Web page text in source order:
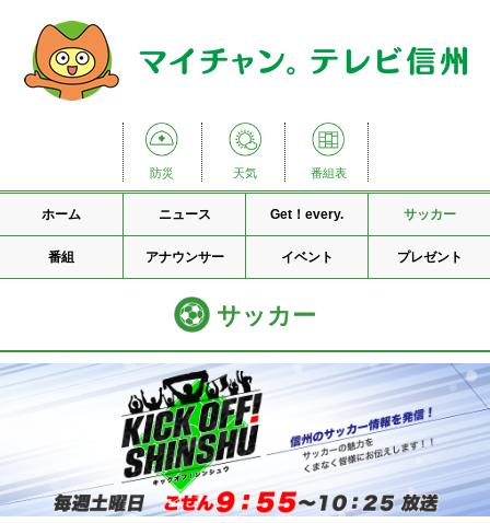
防災 天気 番組表
ホーム ニュース Get！every. サッカー
番組 アナウンサー イベント プレゼント
サッカー